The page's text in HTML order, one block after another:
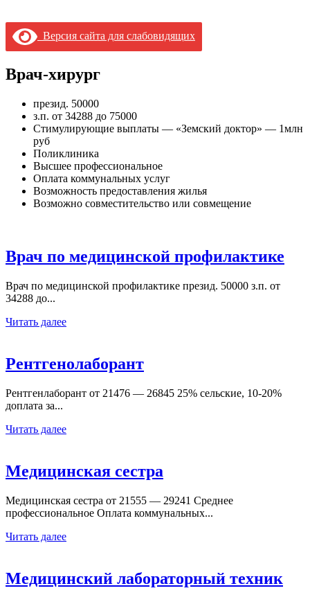
Версия сайта для слабовидящих
Врач-хирург
презид. 50000
з.п. от 34288 до 75000
Стимулирующие выплаты — «Земский доктор» — 1млн
руб
Поликлиника
Высшее профессиональное
Оплата коммунальных услуг
Возможность предоставления жилья
Возможно совместительство или совмещение
Врач по медицинской профилактике
Врач по медицинской профилактике презид. 50000 з.п. от
34288 до...
Читать далее
Рентгенолаборант
Рентгенлаборант от 21476 — 26845 25% сельские, 10-20%
доплата за...
Читать далее
Медицинская сестра
Медицинская сестра от 21555 — 29241 Среднее
профессиональное Оплата коммунальных...
Читать далее
Медицинский лабораторный техник